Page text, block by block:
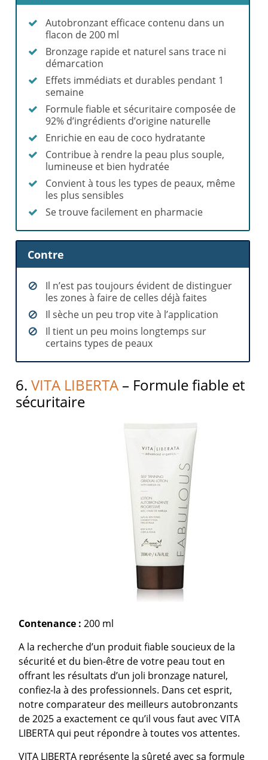
Autobronzant efficace contenu dans un
flacon de 200 ml
Bronzage rapide et naturel sans trace ni
démarcation
Effets immédiats et durables pendant 1
semaine
Formule fiable et sécuritaire composée de
92% d’ingrédients d’origine naturelle
Enrichie en eau de coco hydratante
Contribue à rendre la peau plus souple,
lumineuse et bien hydratée
Convient à tous les types de peaux, même
les plus sensibles
Se trouve facilement en pharmacie
Contre
Il n’est pas toujours évident de distinguer
les zones à faire de celles déjà faites
Il sèche un peu trop vite à l’application
Il tient un peu moins longtemps sur
certains types de peaux
6.VITA LIBERTA – Formule fiable et
sécuritaire
Contenance :200 ml
A la recherche d’un produit fiable soucieux de la
sécurité et du bien-être de votre peau tout en
offrant les résultats d’un joli bronzage naturel,
confiez-la à des professionnels. Dans cet esprit,
notre comparateur des meilleurs autobronzants
de 2025 a exactement ce qu’il vous faut avec VITA
LIBERTA qui peut répondre à toutes vos attentes.
VITA LIBERTA représente la sûreté avec sa formule